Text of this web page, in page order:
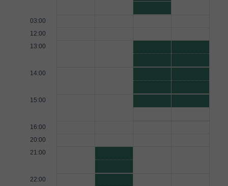
03:00
12:00
13:00
14:00
15:00
16:00
20:00
21:00
22:00